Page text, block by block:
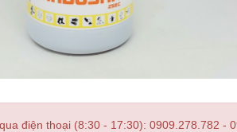
điện thoại (8:30 - 17:30): 0909.278.782 -